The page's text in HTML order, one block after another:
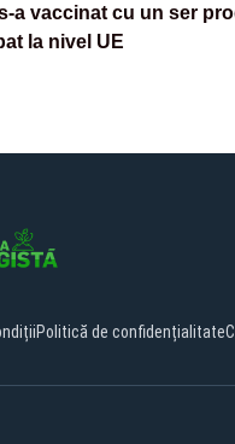
a vaccinat cu un ser
la nivel UE
Politică de confidențialitate